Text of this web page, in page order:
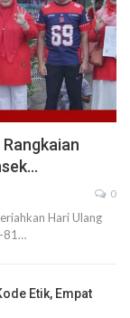
0
Hari Ulang
81…
Etik, Empat